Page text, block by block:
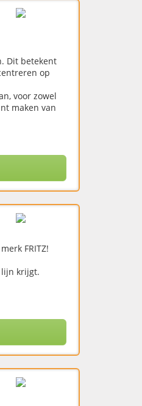
Dit betekent
op
voor zowel
maken van
FRITZ!
lijn krijgt.